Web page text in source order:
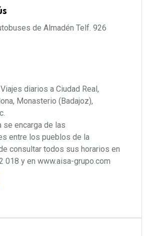
de Almadén Telf. 926
diarios a Ciudad Real,
Monasterio (Badajoz),
se encarga de las
entre los pueblos de la
consultar todos sus horarios en
018 y en www.aisa-grupo.com